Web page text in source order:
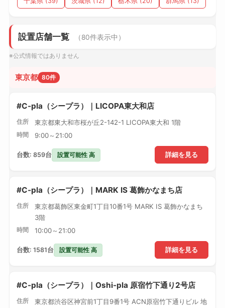
設置店舗一覧 （80件表示中）
※公式情報ではありません
東京都 80件
#C-pla（シープラ）｜LICOPA東大和店
住所 東京都東大和市桜が丘2-142-1 LICOPA東大和 1階
時間 9:00～21:00
詳細を見る
台数: 859台 設置可能性 高
#C-pla（シープラ）｜MARK IS 葛飾かなまち店
住所
東京都葛飾区東金町1丁目10番1号 MARK IS 葛飾かなまち
3階
時間 10:00～21:00
詳細を見る
台数: 1581台 設置可能性 高
#C-pla（シープラ）｜Oshi-pla 原宿竹下通り2号店
住所
東京都渋谷区神宮前1丁目9番1号 ACN原宿竹下通りビル 地